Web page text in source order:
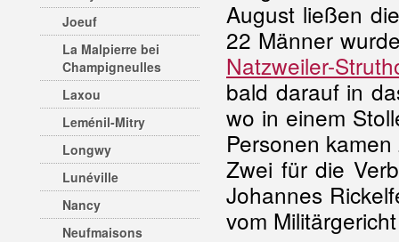
Joeuf
La Malpierre bei
Champigneulles
Laxou
Leménil-Mitry
Longwy
Lunéville
Nancy
Neufmaisons
August ließen
22 Männer
Natzweiler-
bald darauf in
wo in einem
Personen
Zwei für die
Johannes
vom